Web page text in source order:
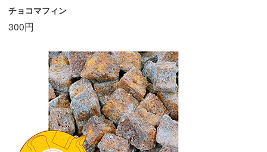
チョコマフィン
300円